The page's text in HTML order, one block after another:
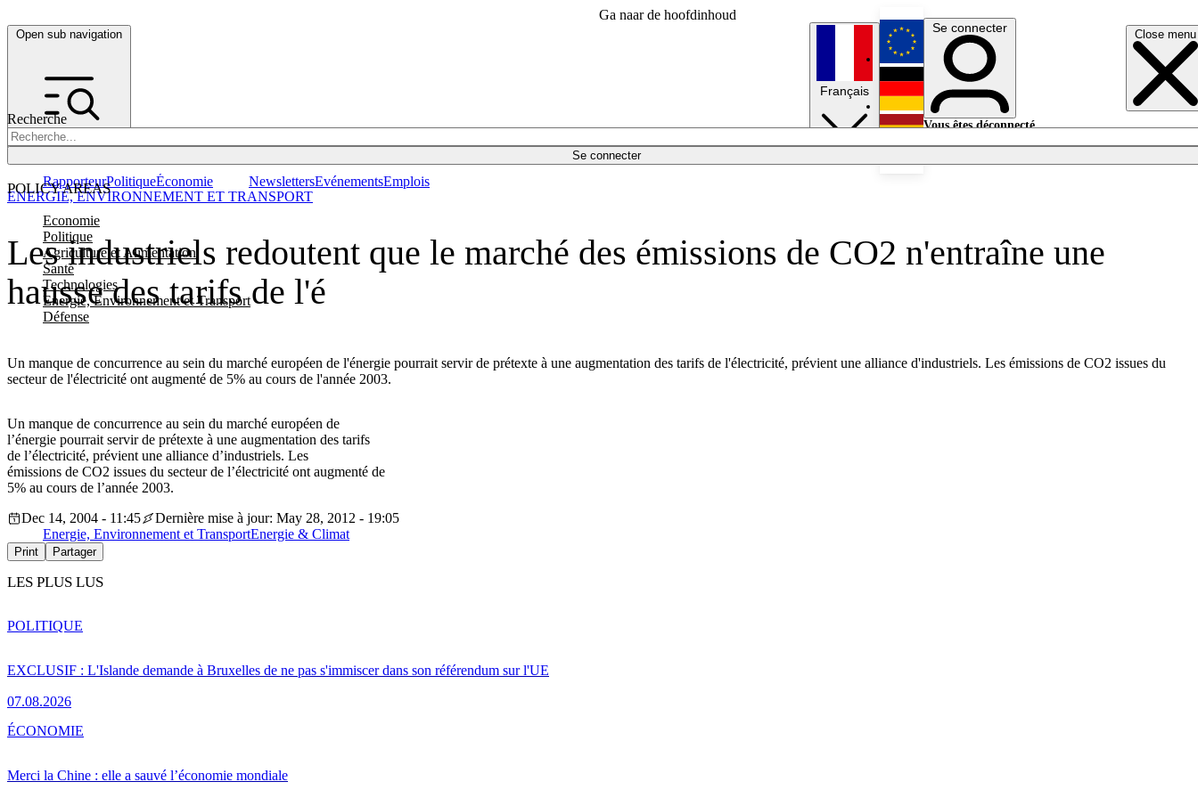
Ga naar de hoofdinhoud
Open sub navigation Close menu
Recherche
Se connecter
POLICY AREAS
Economie
Politique
Agriculture et Alimentation
Santé
Technologies
Energie, Environnement et Transport
Défense
RapporteurPolitiqueÉconomie NewslettersEvénementsEmplois
Français
English
Deutsch
Se connecter
Vous êtes déconnecté.
Les industriels redoutent que le marché des émissions de CO2 n'entraîne une
hausse des tarifs de l'é
Un manque de concurrence au sein du marché européen de l'énergie pourrait servir de prétexte à une augmentation des tarifs de l'électricité, prévient une alliance d'industriels. Les émissions de CO2 issues du
secteur de l'électricité ont augmenté de 5% au cours de l'année 2003.
ENERGIE, ENVIRONNEMENT ET TRANSPORT
Un manque de concurrence au sein du marché européen de
l’énergie pourrait servir de prétexte à une augmentation des tarifs
de l’électricité, prévient une alliance d’industriels. Les
émissions de CO2 issues du secteur de l’électricité ont augmenté de
5% au cours de l’année 2003.
Dec 14, 2004 - 11:45
Dernière mise à jour: May 28, 2012 - 19:05
Energie, Environnement et TransportEnergie & Climat
Print Partager
LES PLUS LUS
EXCLUSIF : L'Islande demande à Bruxelles de ne pas s'immiscer dans son référendum sur l'UE
07.08.2026
POLITIQUE
Merci la Chine : elle a sauvé l’économie mondiale
ÉCONOMIE